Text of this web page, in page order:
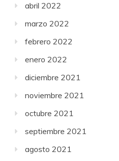
abril 2022
marzo 2022
febrero 2022
enero 2022
diciembre 2021
noviembre 2021
octubre 2021
septiembre 2021
agosto 2021